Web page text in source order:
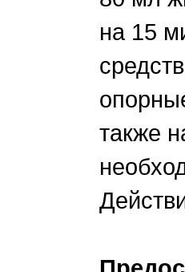
на 15
также